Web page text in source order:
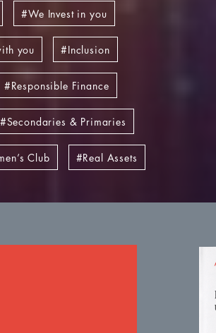
We Invest in you
you Inclusion
Responsible Finance
Secondaries & Primaries
Club Real Assets